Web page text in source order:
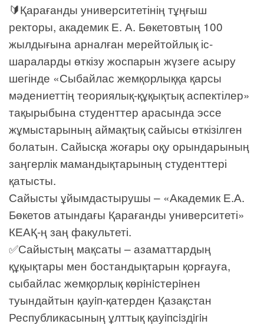
🔰Қарағанды университетінің тұңғыш
ректоры, академик Е. А. Бөкетовтың 100
жылдығына арналған мерейтойлық іс-
шараларды өткізу жоспарын жүзеге асыру
шегінде «Сыбайлас жемқорлыққа қарсы
мәдениеттің теориялық-құқықтық аспектілер»
тақырыбына студенттер арасында эссе
жұмыстарының аймақтық сайысы өткізілген
болатын. Сайысқа жоғары оқу орындарының
заңгерлік мамандықтарының студенттері
қатысты.
Сайысты ұйымдастырушы – «Академик Е.А.
Бөкетов атындағы Қарағанды университеті»
КЕАҚ-ң заң факультеті.
✅Сайыстың мақсаты – азаматтардың
құқықтары мен бостандықтарын қорғауға,
сыбайлас жемқорлық көрiнiстерiнен
туындайтын қауiп-қатерден Қазақстан
Республикасының ұлттық қауiпсiздiгiн